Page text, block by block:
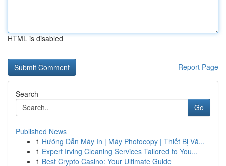
HTML is disabled
Report Page
Search
Go
Published News
1 Hướng Dẫn Máy In | Máy Photocopy | Thiết Bị Vă...
1 Expert Irving Cleaning Services Tailored to You...
1 Best Crypto Casino: Your Ultimate Guide